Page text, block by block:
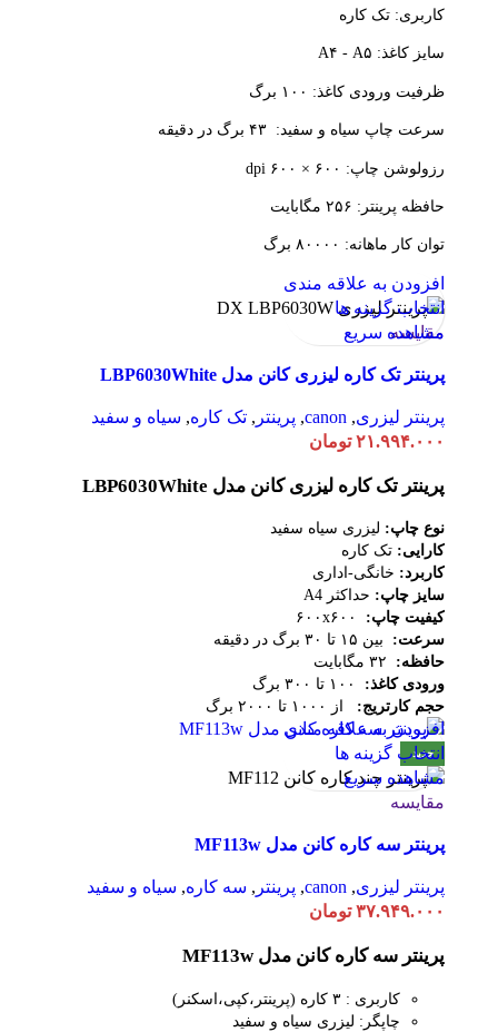
کاربری: تک کاره
سایز کاغذ: A۴ - A۵
ظرفیت ورودی کاغذ: ۱۰۰ برگ
سرعت چاپ سیاه و سفید: ۴۳ برگ در دقیقه
رزولوشن چاپ: ۶۰۰ × ۶۰۰ dpi
حافظه پرینتر: ۲۵۶ مگابایت
توان کار ماهانه: ۸۰۰۰۰ برگ
افزودن به علاقه مندی
انتخاب گزینه ها
مشاهده سریع
مقایسه
پرینتر تک کاره لیزری کانن مدل LBP6030White
پرینتر لیزری,
canon
, پرینتر , تک کاره, سیاه و سفید
۲۱.۹۹۴.۰۰۰ تومان
پرینتر تک کاره لیزری کانن مدل LBP6030White
نوع چاپ: لیزری سیاه سفید
کارایی: تک کاره
کاربرد: خانگی-اداری
سایز چاپ: حداکثر A4
کیفیت چاپ:
۶۰۰x۶۰۰
سرعت: بین ۱۵ تا ۳۰ برگ در دقیقه
حافظه: ۳۲ مگابایت
ورودی کاغذ:
۱۰۰ تا ۳۰۰ برگ
حجم کارتریج: از ۱۰۰۰ تا ۲۰۰۰ برگ
افزودن به علاقه مندی
انتخاب گزینه ها
مشاهده سریع
جدید
مقایسه
پرینتر سه کاره کانن مدل MF113w
پرینتر لیزری,
canon
, پرینتر , سه کاره, سیاه و سفید
۳۷.۹۴۹.۰۰۰ تومان
پرینتر سه کاره کانن مدل MF113w
کاربری : ۳ کاره (پرینتر،کپی،اسکنر)
چاپگر: لیزری سیاه و سفید